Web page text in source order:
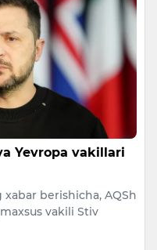
Yevropa vakillari
berishicha, AQSh
vakili Stiv